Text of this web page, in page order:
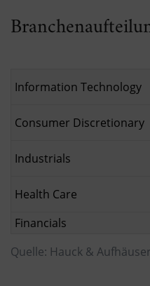
Information Technology
Consumer Discretionary
Industrials
Health Care
Financials
Quelle: Hauck &